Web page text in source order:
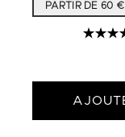
PARTIR DE 60